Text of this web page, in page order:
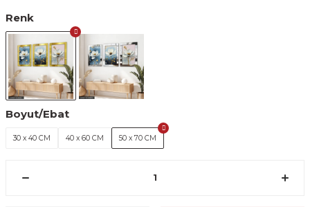
Renk
Boyut/Ebat
30 x 40 CM 40 x 60 CM 50 x 70 CM